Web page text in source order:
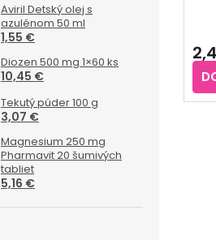
Aviril Detský olej s
azulénom 50 ml
1,55 €
Diozen 500 mg 1×60 ks
10,45 €
Tekutý púder 100 g
3,07 €
Magnesium 250 mg
Pharmavit 20 šumivých
tabliet
5,16 €
4,8
z